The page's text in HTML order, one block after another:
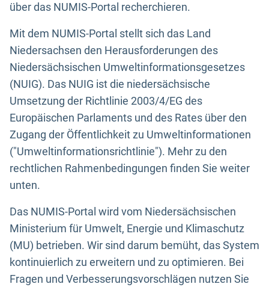
über das NUMIS-Portal recherchieren.
Mit dem NUMIS-Portal stellt sich das Land
Niedersachsen den Herausforderungen des
Niedersächsischen Umweltinformationsgesetzes
(NUIG). Das NUIG ist die niedersächsische
Umsetzung der Richtlinie 2003/4/EG des
Europäischen Parlaments und des Rates über den
Zugang der Öffentlichkeit zu Umweltinformationen
("Umweltinformationsrichtlinie"). Mehr zu den
rechtlichen Rahmenbedingungen finden Sie weiter
unten.
Das NUMIS-Portal wird vom Niedersächsischen
Ministerium für Umwelt, Energie und Klimaschutz
(MU) betrieben. Wir sind darum bemüht, das System
kontinuierlich zu erweitern und zu optimieren. Bei
Fragen und Verbesserungsvorschlägen nutzen Sie